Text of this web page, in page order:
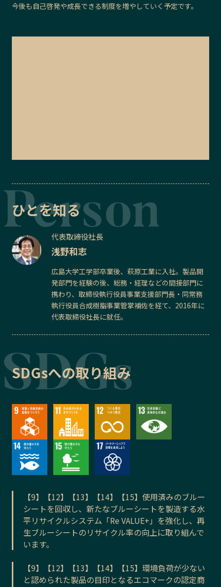
今後も自己啓発や成長できる制度を増やしていく予定です。
ひとを知る
代表取締役社長
浅野和志
広島大学工学部卒業後、萩原工業に入社。製品開
発部門を経験の後、総務・経理などの間接部門に
携わり、取締役執行役員事業支援部門長・同常務
執行役員合成樹脂事業管掌補佐を経て、2016年に
代表取締役社長に就任。
SDGsへの取り組み
【9】【12】【13】【14】【15】使用済みのブルー
シートを回収し、新たなブルーシートを製造する水
平リサイクルシステム「Re VALUE+」を強化し、再
生ブルーシートのリサイクル率の向上に取り組んで
います。
【9】【12】【13】【14】【15】環境負荷が少ない
と認められた製品の目印となるエコマークの認定商